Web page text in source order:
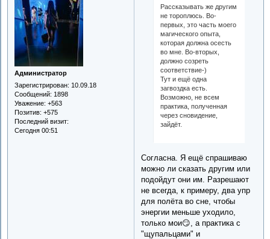
Администратор
Зарегистрирован: 10.09.18
Сообщений: 1898
Уважение: +563
Позитив: +575
Последний визит:
Сегодня 00:51
Рассказывать же другим
не тороплюсь. Во-
первых, это часть моего
магического опыта,
которая должна осесть
во мне. Во-вторых,
должно созреть
соответствие-)
Тут и ещё одна
загвоздка есть.
Возможно, не всем
практика, полученная
через сновидение,
зайдёт.
Согласна. Я ещё спрашиваю
можно ли сказать другим или
подойдут они им. Разрешают
не всегда, к примеру, два упр
для полёта во сне, чтобы
энергии меньше уходило,
только мои😏, а практика с
"щупальцами" и